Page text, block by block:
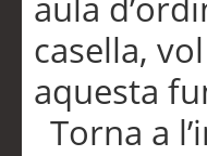
casella,
aquesta
Torna a